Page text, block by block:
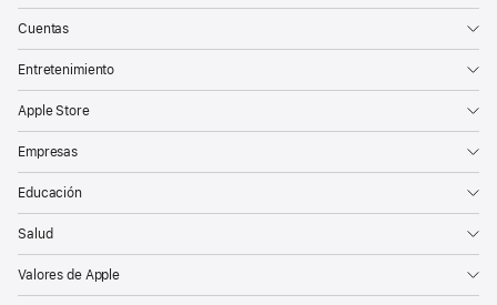
Cuentas
Entretenimiento
Apple Store
Empresas
Educación
Salud
Valores de Apple